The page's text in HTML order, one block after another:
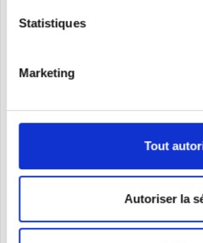
Statistiques
Marketing
Tout
Autoriser la
Cisco Catalyst 2950-12 - Switch -
Port - Rack-
119,00
Se